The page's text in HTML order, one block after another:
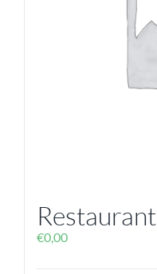
Restaurant
€0,00